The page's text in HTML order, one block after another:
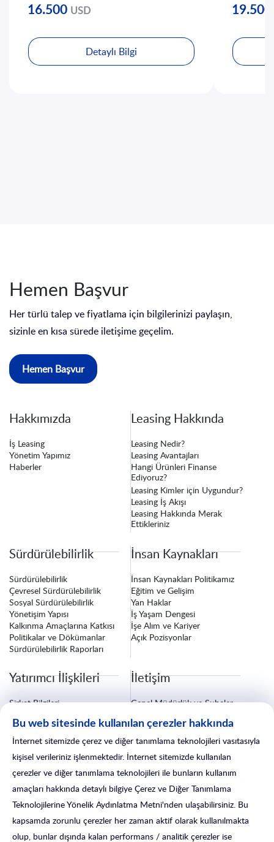
16.500 USD
Detaylı Bilgi
Hemen Başvur
Her türlü talep ve fiyatlama için bilgilerinizi paylaşın,
sizinle en kısa sürede iletişime geçelim.
Hemen Başvur
Hakkımızda
İş Leasing
Yönetim Yapımız
Haberler
Leasing Hakkında
Leasing Nedir?
Leasing Avantajları
Hangi Ürünleri Finanse
Ediyoruz?
Leasing Kimler için Uygundur?
Leasing İş Akışı
Leasing Hakkında Merak
Ettikleriniz
Sürdürülebilirlik
Sürdürülebilirlik
Çevresel Sürdürülebilirlik
Sosyal Sürdürülebilirlik
Yönetişim Yapısı
Kalkınma Amaçlarına Katkısı
Politikalar ve Dökümanlar
Sürdürülebilirlik Raporları
İnsan Kaynakları
İnsan Kaynakları Politikamız
Eğitim ve Gelişim
Yan Haklar
İş Yaşam Dengesi
İşe Alım ve Kariyer
Açık Pozisyonlar
Yatırımcı İlişkileri
Şirket Bilgileri
Özel Durum Açıklamaları
Kurumsal Yönetim
Yatırımcı İlişkileri Formu
İletişim
Genel Müdürlük ve Şubeler
Fatura ve Tebligat Bilgileri
Sigorta İşlemleri
Satış Sonrası Hizmetler
Bu web sitesinde kullanılan çerezler hakkında
İnternet sitemizde çerez ve diğer tanımlama teknolojileri vasıtasıyla
kişisel verileriniz işlenmektedir. İnternet sitemizde kullanılan
çerezler ve diğer tanımlama teknolojileri ile bunların kullanım
amaçları hakkında detaylı bilgiye Çerez ve Diğer Tanımlama
Teknolojilerine Yönelik Aydınlatma Metni'nden ulaşabilirsiniz. Bu
kapsamda zorunlu çerezler her zaman aktif olarak kullanılmakta
olup, bunlar dışında kalan performans / analitik çerezler ise